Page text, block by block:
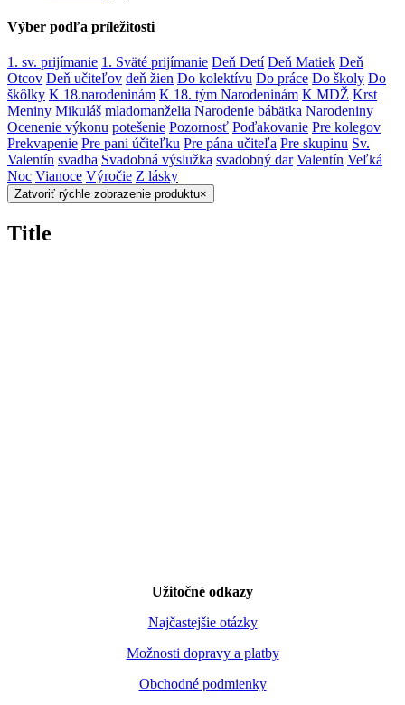
Výber podľa príležitosti
1. sv. prijímanie 1. Sväté prijímanie Deň Detí Deň Matiek Deň
Otcov Deň učiteľov deň žien Do kolektívu Do práce Do školy Do
škôlky K 18.narodeninám K 18. tým Narodeninám K MDŽ Krst
Meniny Mikuláš mladomanželia Narodenie bábätka Narodeniny
Ocenenie výkonu potešenie Pozornosť Poďakovanie Pre kolegov
Prekvapenie Pre pani účiteľku Pre pána učiteľa Pre skupinu Sv.
Valentín svadba Svadobná výslužka svadobný dar Valentín Veľká
Noc Vianoce Výročie Z lásky
Zatvoriť rýchle zobrazenie produktu×
Title
Užitočné odkazy
Najčastejšie otázky
Možnosti dopravy a platby
Obchodné podmienky